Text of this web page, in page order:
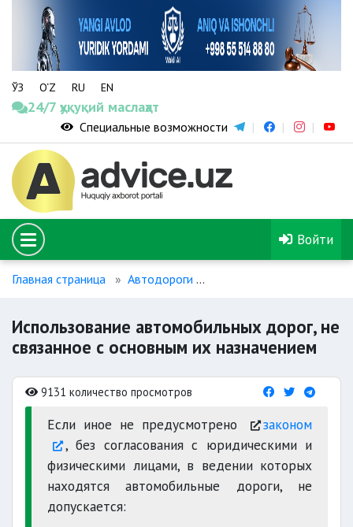
ЎЗ O‘Z RU EN
24/7 ҳуқуқий маслаҳат
Специальные возможности
Войти
Главная страница Автодороги
Использование автомобильных дорог, не
связанное с основным их назначением
9131 количество просмотров
Если иное не предусмотрено
законом
, без согласования с юридическими и
физическими лицами, в ведении которых
находятся автомобильные дороги, не
допускается: